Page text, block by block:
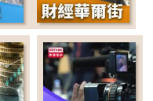
21:00-22:00
《我們一直都在說故
事》
22:00-22:20
晚間新聞天地